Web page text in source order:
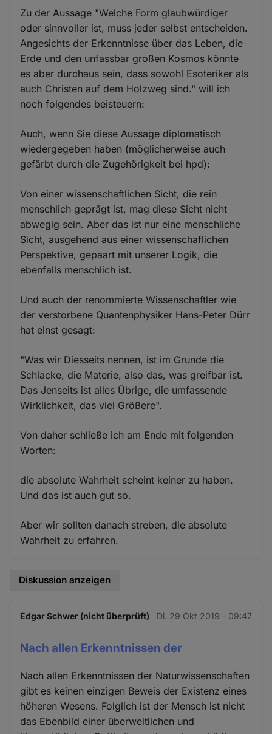
Zu der Aussage "Welche Form glaubwürdiger
oder sinnvoller ist, muss jeder selbst entscheiden.
Angesichts der Erkenntnisse über das Leben, die
Erde und den unfassbar großen Kosmos könnte
es aber durchaus sein, dass sowohl Esoteriker als
auch Christen auf dem Holzweg sind." will ich
noch folgendes beisteuern:
Auch, wenn Sie diese Aussage diplomatisch
wiedergegeben haben (möglicherweise auch
gefärbt durch die Zugehörigkeit bei hpd):
Von einer wissenschaftlichen Sicht, die rein
menschlich geprägt ist, mag diese Sicht nicht
abwegig sein. Aber das ist nur eine menschliche
Sicht, ausgehend aus einer wissenschaflichen
Perspektive, gepaart mit unserer Logik, die
ebenfalls menschlich ist.
Und auch der renommierte Wissenschaftler wie
der verstorbene Quantenphysiker Hans-Peter Dürr
hat einst gesagt:
"Was wir Diesseits nennen, ist im Grunde die
Schlacke, die Materie, also das, was greifbar ist.
Das Jenseits ist alles Übrige, die umfassende
Wirklichkeit, das viel Größere".
Von daher schließe ich am Ende mit folgenden
Worten:
die absolute Wahrheit scheint keiner zu haben.
Und das ist auch gut so.
Aber wir sollten danach streben, die absolute
Wahrheit zu erfahren.
Diskussion anzeigen
Edgar Schwer (nicht überprüft) Di. 29 Okt 2019 - 09:47
Nach allen Erkenntnissen der
Nach allen Erkenntnissen der Naturwissenschaften
gibt es keinen einzigen Beweis der Existenz eines
höheren Wesens. Folglich ist der Mensch ist nicht
das Ebenbild einer überweltlichen und